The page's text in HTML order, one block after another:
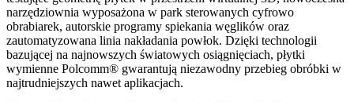
narzędziownia wyposażona w park sterowanych cyfrowo
obrabiarek, autorskie programy spiekania węglików oraz
zautomatyzowana linia nakładania powłok. Dzięki technologii
bazującej na najnowszych światowych osiągnięciach, płytki
wymienne Polcomm® gwarantują niezawodny przebieg obróbki w
najtrudniejszych nawet aplikacjach.